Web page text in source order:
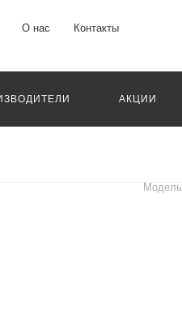
О нас Контакты
АКЦИИ